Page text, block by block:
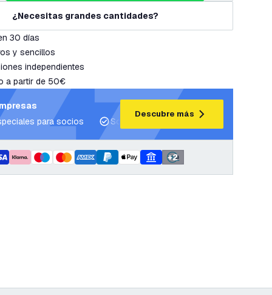
¿Necesitas grandes cantidades?
30 días
y sencillos
independientes
a partir de 50€
para socios
Soporte para proyectos y planes de
Descubre más
+2